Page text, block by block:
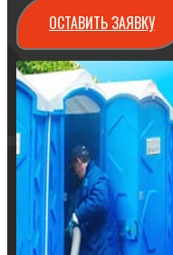
ОСТАВИТЬ ЗАЯВКУ